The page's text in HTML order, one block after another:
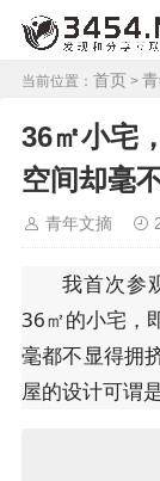
当前位置： 首页 >
36㎡小宅
空间却毫
青年文摘
我首次参
36㎡的小宅，
毫都不显得拥
屋的设计可谓